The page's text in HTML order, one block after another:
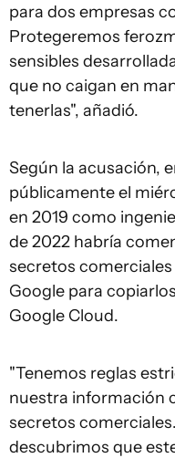
para dos empresas
Protegeremos
sensibles
que no caigan en
tenerlas", añadió.
Según la acusación,
públicamente el
en 2019 como
de 2022 habría
secretos
Google para
Google Cloud.
"Tenemos reglas
nuestra información
secretos
descubrimos que